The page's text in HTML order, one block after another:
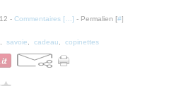
- Commentaires [ ] - Permalien [#]
savoie cadeau copinettes